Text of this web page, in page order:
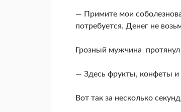
— Примите мои
потребуется. Денег не
Грозный мужчина
— Здесь фрукты, конфеты и
Вот так за несколько